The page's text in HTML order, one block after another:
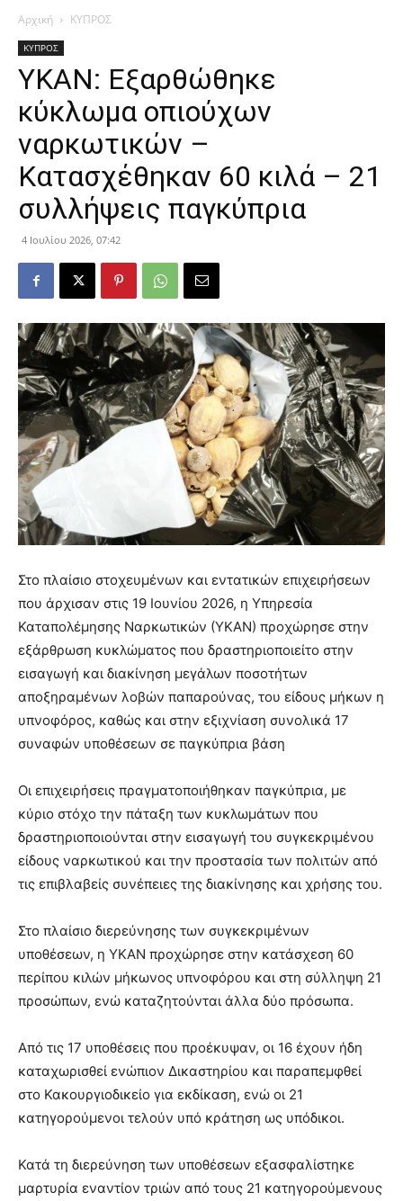
Αρχική ΚΥΠΡΟΣ
ΚΥΠΡΟΣ
ΥΚΑΝ: Εξαρθώθηκε
κύκλωμα οπιούχων
ναρκωτικών –
Κατασχέθηκαν 60 κιλά – 21
συλλήψεις παγκύπρια
4 Ιουλίου 2026, 07:42
Στο πλαίσιο στοχευμένων και εντατικών επιχειρήσεων
που άρχισαν στις 19 Ιουνίου 2026, η Υπηρεσία
Καταπολέμησης Ναρκωτικών (ΥΚΑΝ) προχώρησε στην
εξάρθρωση κυκλώματος που δραστηριοποιείτο στην
εισαγωγή και διακίνηση μεγάλων ποσοτήτων
αποξηραμένων λοβών παπαρούνας, του είδους μήκων η
υπνοφόρος, καθώς και στην εξιχνίαση συνολικά 17
συναφών υποθέσεων σε παγκύπρια βάση
Οι επιχειρήσεις πραγματοποιήθηκαν παγκύπρια, με
κύριο στόχο την πάταξη των κυκλωμάτων που
δραστηριοποιούνται στην εισαγωγή του συγκεκριμένου
είδους ναρκωτικού και την προστασία των πολιτών από
τις επιβλαβείς συνέπειες της διακίνησης και χρήσης του.
Στο πλαίσιο διερεύνησης των συγκεκριμένων
υποθέσεων, η ΥΚΑΝ προχώρησε στην κατάσχεση 60
περίπου κιλών μήκωνος υπνοφόρου και στη σύλληψη 21
προσώπων, ενώ καταζητούνται άλλα δύο πρόσωπα.
Από τις 17 υποθέσεις που προέκυψαν, οι 16 έχουν ήδη
καταχωρισθεί ενώπιον Δικαστηρίου και παραπεμφθεί
στο Κακουργιοδικείο για εκδίκαση, ενώ οι 21
κατηγορούμενοι τελούν υπό κράτηση ως υπόδικοι.
Κατά τη διερεύνηση των υποθέσεων εξασφαλίστηκε
μαρτυρία εναντίον τριών από τους 21 κατηγορούμενους